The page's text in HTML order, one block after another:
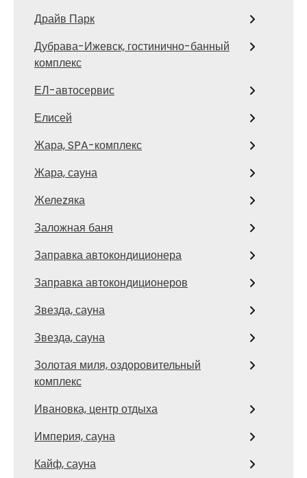
Драйв Парк
Дубрава-Ижевск, гостинично-банный
комплекс
ЕЛ-автосервис
Елисей
Жара, SPA-комплекс
Жара, сауна
Желеzяка
Заложная баня
Заправка автокондиционера
Заправка автокондиционеров
Звезда, сауна
Звезда, сауна
Золотая миля, оздоровительный
комплекс
Ивановка, центр отдыха
Империя, сауна
Кайф, сауна